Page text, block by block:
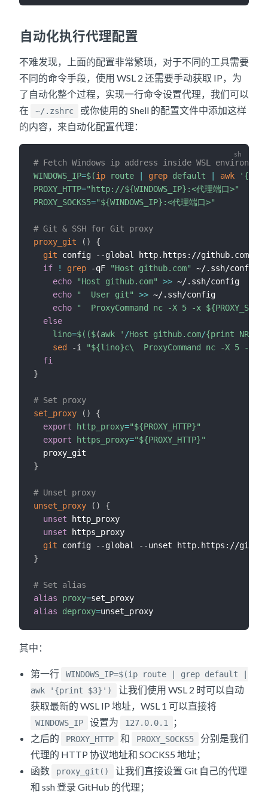
自动化执行代理配置
不难发现，上面的配置非常繁琐，对于不同的工具需要
不同的命令手段，使用 WSL 2 还需要手动获取 IP，为
了自动化整个过程，实现一行命令设置代理，我们可以
在
~/.zshrc
或你使用的 Shell 的配置文件中添加这样
的内容，来自动化配置代理：
# Fetch Windows ip address inside WSL environment
WINDOWS_IP=$(ip route | grep default | awk
PROXY_HTTP="http://${WINDOWS_IP} :<代理端口>"
PROXY_SOCKS5="${WINDOWS_IP} :<代理端口>"
# Git & SSH for Git proxy
proxy_git
( )
{
git config --global http.https://
if
! grep -qF "Host github.com" ~/.ssh/config
echo
"Host github.com" >> ~/.ssh/config
echo
"  User git" >> ~/.ssh/config
echo
"  ProxyCommand nc -X 5 -x
else
lino=$(($(awk ' /Host github.com/{print NR}'
sed -i "${lino}c\  ProxyCommand nc -X 5 -x
fi
}
# Set proxy
set_proxy
( )
{
export
http_proxy="${PROXY_HTTP}"
export
https_proxy="${PROXY_HTTP}"
}
# Unset proxy
unset_proxy
( )
{
unset http_proxy
unset https_proxy
git
}
# Set alias
alias
proxy=
alias
deproxy=
其中：
第一行
WINDOWS_IP=$(ip route | grep default |
awk '{print $3}')
让我们使用 WSL 2 时可以自动
获取最新的 WSL IP 地址，WSL 1 可以直接将
WINDOWS_IP 设置为 127.0.0.1
；
之后的
PROXY_HTTP 和 PROXY_SOCKS5
分别是我们
代理的 HTTP 协议地址和 SOCKS5 地址；
函数
proxy_git()
让我们直接设置 Git 自己的代理
和 ssh 登录 GitHub 的代理；